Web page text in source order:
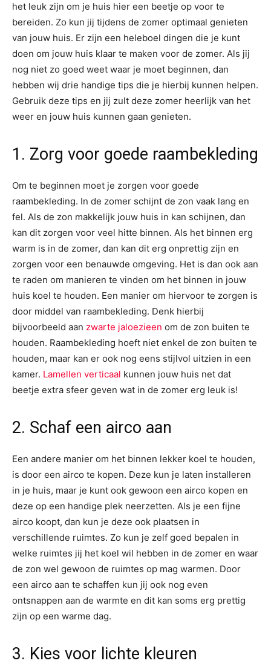
het leuk zijn om je huis hier een beetje op voor te
bereiden. Zo kun jij tijdens de zomer optimaal genieten
van jouw huis. Er zijn een heleboel dingen die je kunt
doen om jouw huis klaar te maken voor de zomer. Als jij
nog niet zo goed weet waar je moet beginnen, dan
hebben wij drie handige tips die je hierbij kunnen helpen.
Gebruik deze tips en jij zult deze zomer heerlijk van het
weer en jouw huis kunnen gaan genieten.
1. Zorg voor goede raambekleding
Om te beginnen moet je zorgen voor goede
raambekleding. In de zomer schijnt de zon vaak lang en
fel. Als de zon makkelijk jouw huis in kan schijnen, dan
kan dit zorgen voor veel hitte binnen. Als het binnen erg
warm is in de zomer, dan kan dit erg onprettig zijn en
zorgen voor een benauwde omgeving. Het is dan ook aan
te raden om manieren te vinden om het binnen in jouw
huis koel te houden. Een manier om hiervoor te zorgen is
door middel van raambekleding. Denk hierbij
bijvoorbeeld aan zwarte jaloezieen om de zon buiten te
houden. Raambekleding hoeft niet enkel de zon buiten te
houden, maar kan er ook nog eens stijlvol uitzien in een
kamer. Lamellen verticaal kunnen jouw huis net dat
beetje extra sfeer geven wat in de zomer erg leuk is!
2. Schaf een airco aan
Een andere manier om het binnen lekker koel te houden,
is door een airco te kopen. Deze kun je laten installeren
in je huis, maar je kunt ook gewoon een airco kopen en
deze op een handige plek neerzetten. Als je een fijne
airco koopt, dan kun je deze ook plaatsen in
verschillende ruimtes. Zo kun je zelf goed bepalen in
welke ruimtes jij het koel wil hebben in de zomer en waar
de zon wel gewoon de ruimtes op mag warmen. Door
een airco aan te schaffen kun jij ook nog even
ontsnappen aan de warmte en dit kan soms erg prettig
zijn op een warme dag.
3. Kies voor lichte kleuren